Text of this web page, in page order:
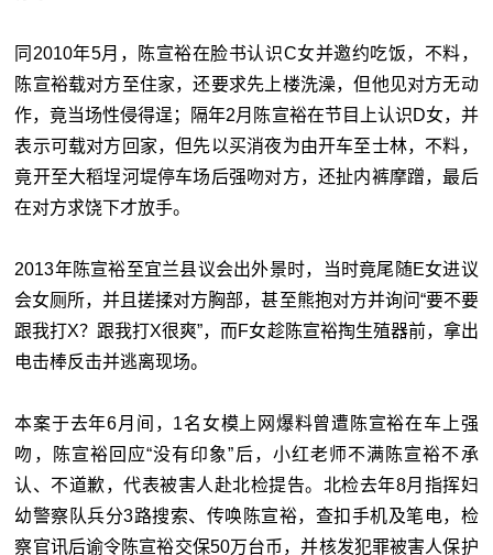
同2010年5月，陈宣裕在脸书认识C女并邀约吃饭，不料，
陈宣裕载对方至住家，还要求先上楼洗澡，但他见对方无动
作，竟当场性侵得逞；隔年2月陈宣裕在节目上认识D女，并
表示可载对方回家，但先以买消夜为由开车至士林，不料，
竟开至大稻埕河堤停车场后强吻对方，还扯内裤摩蹭，最后
在对方求饶下才放手。
2013年陈宣裕至宜兰县议会出外景时，当时竟尾随E女进议
会女厕所，并且搓揉对方胸部，甚至熊抱对方并询问“要不要
跟我打X？跟我打X很爽”，而F女趁陈宣裕掏生殖器前，拿出
电击棒反击并逃离现场。
本案于去年6月间，1名女模上网爆料曾遭陈宣裕在车上强
吻，陈宣裕回应“没有印象”后，小红老师不满陈宣裕不承
认、不道歉，代表被害人赴北检提告。北检去年8月指挥妇
幼警察队兵分3路搜索、传唤陈宣裕，查扣手机及笔电，检
察官讯后谕令陈宣裕交保50万台币，并核发犯罪被害人保护